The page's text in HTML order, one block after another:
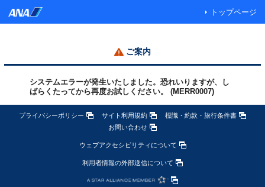
トップページ
ご案内
システムエラーが発生いたしました。恐れいりますが、し
ばらくたってから再度お試しください。 (MERR0007)
プライバシーポリシー サイト利用規約
標識・約款・旅行条件書
お問い合わせ
ウェブアクセシビリティについて
利用者情報の外部送信について